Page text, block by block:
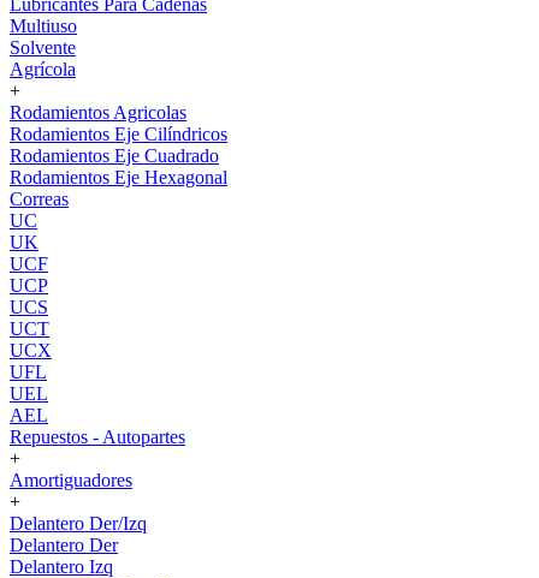
Lubricantes Para Cadenas
Multiuso
Solvente
Agrícola
+
Rodamientos Agricolas
Rodamientos Eje Cilíndricos
Rodamientos Eje Cuadrado
Rodamientos Eje Hexagonal
Correas
UC
UK
UCF
UCP
UCS
UCT
UCX
UFL
UEL
AEL
Repuestos - Autopartes
+
Amortiguadores
+
Delantero Der/Izq
Delantero Der
Delantero Izq